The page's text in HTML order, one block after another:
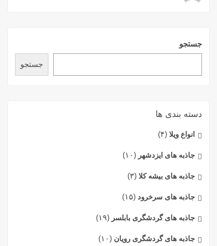
جستجو
جستجو
دسته بندی ها
انواع ویلا (۴)
جاذبه های ایزدشهر (۱۰)
جاذبه های بیشه کلا (۳)
جاذبه های سرخرود (۱۵)
جاذبه های گردشگری بابلسر (۱۹)
جاذبه های گردشگری رویان (۱۰)